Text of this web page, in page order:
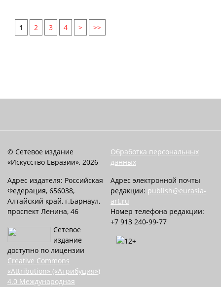
1 2 3 4 > >>
© Сетевое издание
«Искусство Евразии», 2026
Адрес издателя: Российская
Федерация, 656038,
Алтайский край, г.Барнаул,
проспект Ленина, 46
Сетевое
издание
доступно по лицензии
Creative Commons
«Attribution» («Атрибуция»)
4.0 Международная
Обработка персональных
данных
Адрес электронной почты
редакции: publish@eurasia-
art.ru
Номер телефона редакции:
+7 913 240-99-77